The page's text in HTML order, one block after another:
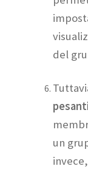
del
un
invece,